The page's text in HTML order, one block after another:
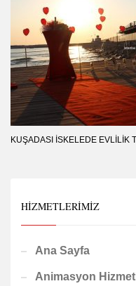
KUŞADASI İSKELEDE EVLILIK
HIZMETLERIMIZ
Ana Sayfa
Animasyon